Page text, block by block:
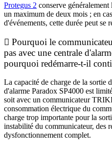
Protegus 2 conserve généralement
un maximum de deux mois ; en
d'événements, cette durée peut se
Pourquoi le
pas avec une centrale
pourquoi redémarre-t-il
La capacité de charge de la
d'alarme Paradox SP4000 est
soit avec un communicateur
consommation électrique du
charge trop importante pour la
instabilité du communicateur, des
dysfonctionnement complet.